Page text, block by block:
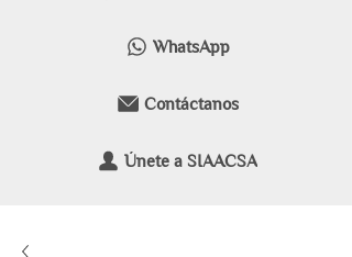
WhatsApp
Contáctanos
Únete a SIAACSA